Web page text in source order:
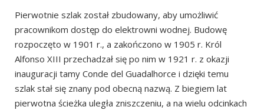
Szczegóły szlaku
Wycieczka
Pierwotnie szlak został zbudowany, aby umożliwić
pracownikom dostęp do elektrowni wodnej. Budowę
rozpoczęto w 1901 r., a zakończono w 1905 r. Król
Alfonso XIII przechadzał się po nim w 1921 r. z okazji
inauguracji tamy Conde del Guadalhorce i dzięki temu
szlak stał się znany pod obecną nazwą. Z biegiem lat
pierwotna ścieżka uległa zniszczeniu, a na wielu odcinkach